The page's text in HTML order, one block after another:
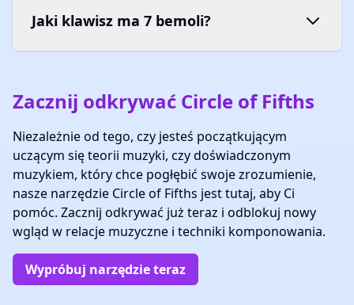
Jaki klawisz ma 7 bemoli?
Zacznij odkrywać Circle of Fifths
Niezależnie od tego, czy jesteś początkującym
uczącym się teorii muzyki, czy doświadczonym
muzykiem, który chce pogłębić swoje zrozumienie,
nasze narzędzie Circle of Fifths jest tutaj, aby Ci
pomóc. Zacznij odkrywać już teraz i odblokuj nowy
wgląd w relacje muzyczne i techniki komponowania.
Wypróbuj narzędzie teraz